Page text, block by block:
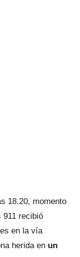
18.20, momento
911 recibió
en la vía
herida en un